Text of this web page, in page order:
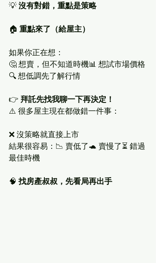
💡 沒有對錯，重點是策略
🏠 重點來了（給屋主）
如果你正在想：
🤔 想賣，但不知道時機📊 想試市場價格
🔍 想低調先了解行情
👉 拜託先找我聊一下再決定！
⚠️ 很多屋主現在都做錯一件事：
❌ 沒策略就直接上市
結果很容易：📉 賣低了🐢 賣慢了⏳ 錯過
最佳時機
🧠 找房產叔叔，先看局再出手